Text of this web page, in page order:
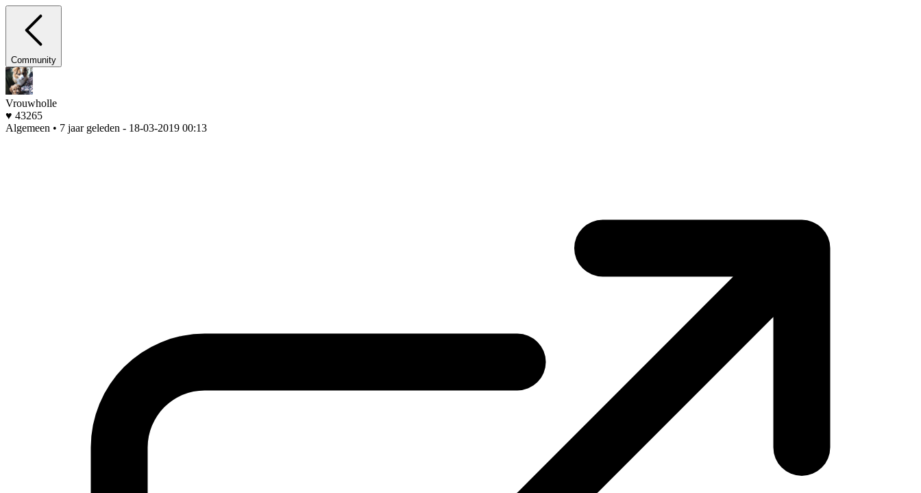
Community
Vrouwholle
♥ 43265
Algemeen • 7 jaar geleden - 18-03-2019 00:13